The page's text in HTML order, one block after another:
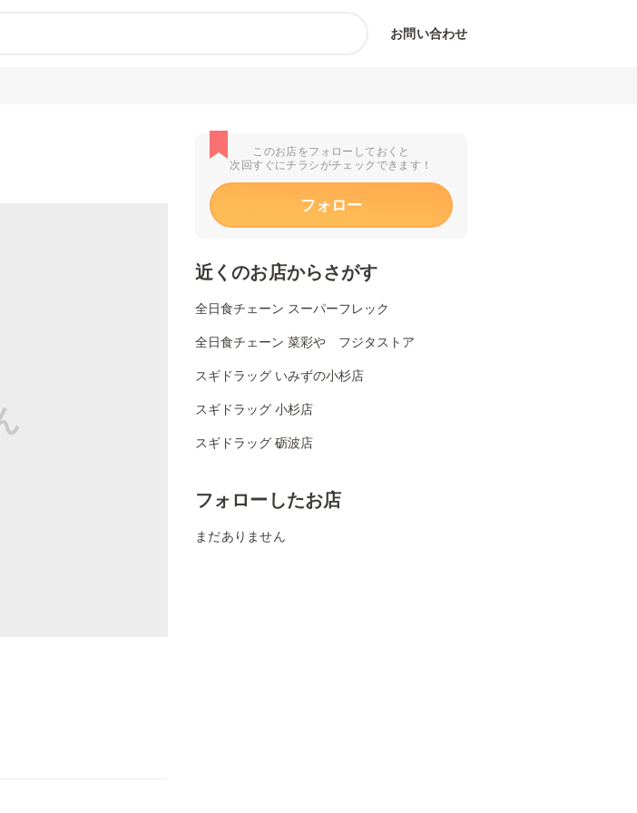
お問い合わせ
このお店をフォローしておくと
次回すぐにチラシがチェックできます！
フォロー
近くのお店からさがす
全日食チェーン スーパーフレック
全日食チェーン 菜彩や フジタストア
スギドラッグ いみずの小杉店
スギドラッグ 小杉店
スギドラッグ 砺波店
フォローしたお店
まだありません